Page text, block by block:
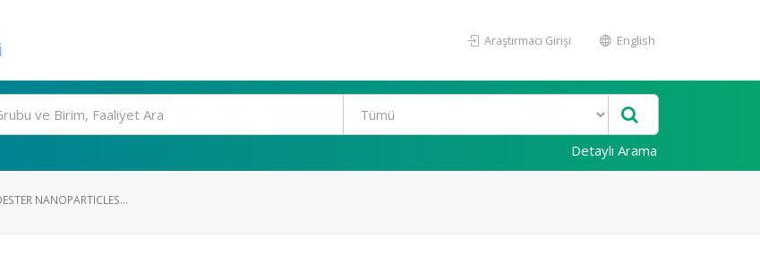
Araştırmacı Girişi English
Detaylı Arama
NANOPARTICLES...